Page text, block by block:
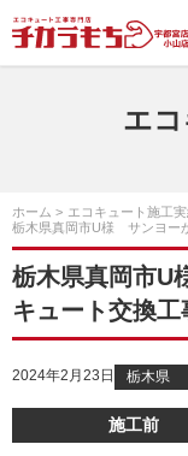
エ
ホーム エコキュート施工
栃木県真岡市U様 サンヨー
栃木県真岡市U
キュート交換工
2024年2月23日 栃木県
施工前